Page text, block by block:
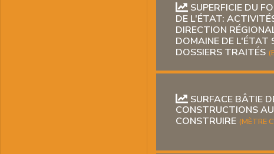
SUPERFICIE DU
DE L'ÉTAT:
DIRECTION
DOMAINE DE L'ÉTAT
DOSSIERS TRAITÉS
SURFACE BÂTIE
CONSTRUCTIONS
CONSTRUIRE (MÈTRE